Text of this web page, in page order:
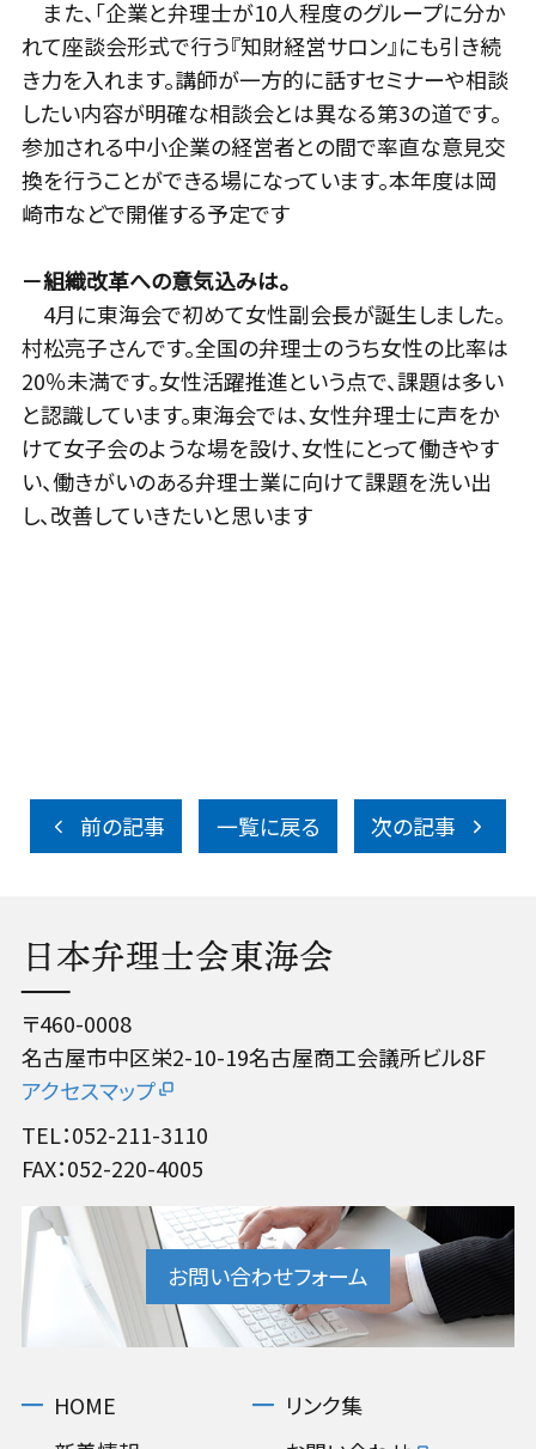
また、「企業と弁理士が10人程度のグループに分か
れて座談会形式で行う『知財経営サロン』にも引き続
き力を入れます。講師が一方的に話すセミナーや相談
したい内容が明確な相談会とは異なる第3の道です。
参加される中小企業の経営者との間で率直な意見交
換を行うことができる場になっています。本年度は岡
崎市などで開催する予定です
－組織改革への意気込みは。
4月に東海会で初めて女性副会長が誕生しました。
村松亮子さんです。全国の弁理士のうち女性の比率は
20％未満です。女性活躍推進という点で、課題は多い
と認識しています。東海会では、女性弁理士に声をか
けて女子会のような場を設け、女性にとって働きやす
い、働きがいのある弁理士業に向けて課題を洗い出
し、改善していきたいと思います
前の記事 一覧に戻る 次の記事
日本弁理士会東海会
〒460-0008
名古屋市中区栄2-10-19名古屋商工会議所ビル8F
アクセスマップ
TEL：052-211-3110
FAX：052-220-4005
お問い合わせフォーム
HOME
リンク集